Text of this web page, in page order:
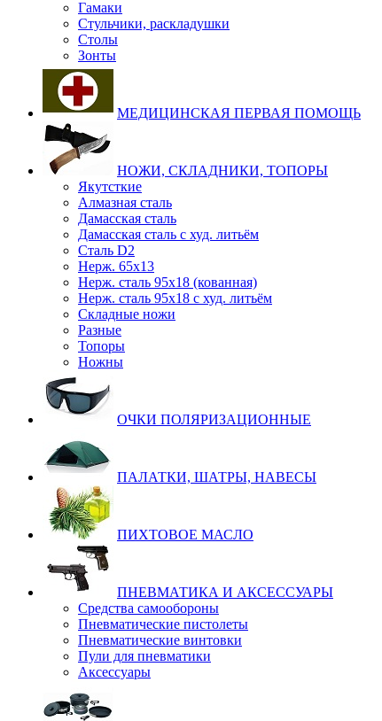
Гамаки
Стульчики, раскладушки
Столы
Зонты
МЕДИЦИНСКАЯ ПЕРВАЯ ПОМОЩЬ
НОЖИ, СКЛАДНИКИ, ТОПОРЫ
Якутсткие
Алмазная сталь
Дамасская сталь
Дамасская сталь с худ. литьём
Сталь D2
Нерж. 65х13
Нерж. сталь 95х18 (кованная)
Нерж. сталь 95х18 с худ. литьём
Складные ножи
Разные
Топоры
Ножны
ОЧКИ ПОЛЯРИЗАЦИОННЫЕ
ПАЛАТКИ, ШАТРЫ, НАВЕСЫ
ПИХТОВОЕ МАСЛО
ПНЕВМАТИКА И АКСЕССУАРЫ
Средства самообороны
Пневматические пистолеты
Пневматические винтовки
Пули для пневматики
Аксессуары